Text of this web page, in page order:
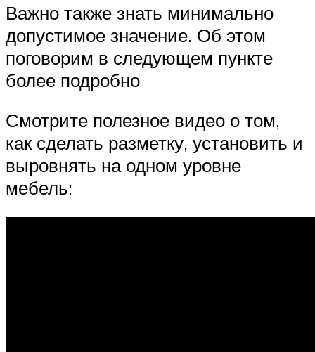
Важно также знать минимально
допустимое значение. Об этом
поговорим в следующем пункте
более подробно
Смотрите полезное видео о том,
как сделать разметку, установить и
выровнять на одном уровне
мебель: